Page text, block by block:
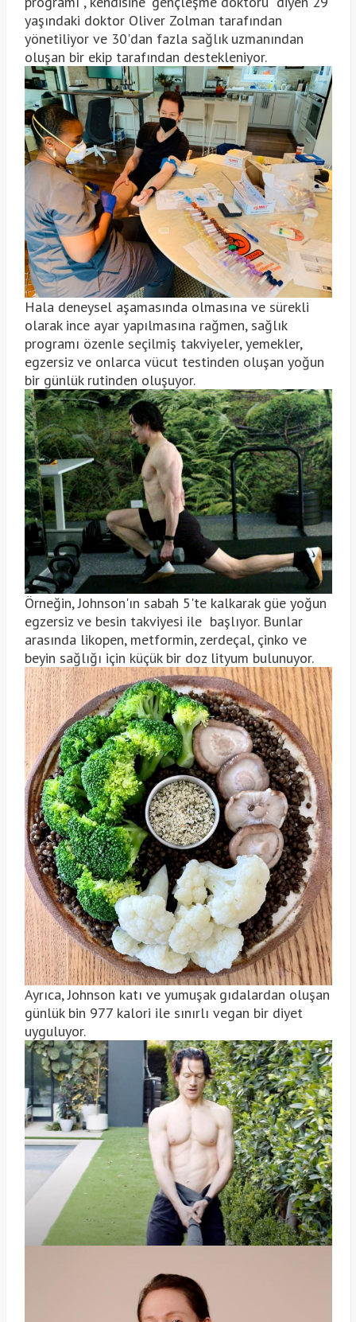
yaşındaki doktor Oliver Zolman tarafından
yönetiliyor ve 30'dan fazla sağlık uzmanından
oluşan bir ekip tarafından destekleniyor.
Hala deneysel aşamasında olmasına ve sürekli
olarak ince ayar yapılmasına rağmen, sağlık
programı özenle seçilmiş takviyeler, yemekler,
egzersiz ve onlarca vücut testinden oluşan yoğun
bir günlük rutinden oluşuyor.
Örneğin, Johnson'ın sabah 5'te kalkarak güe yoğun
egzersiz ve besin takviyesi ile başlıyor. Bunlar
arasında likopen, metformin, zerdeçal, çinko ve
beyin sağlığı için küçük bir doz lityum bulunuyor.
Ayrıca, Johnson katı ve yumuşak gıdalardan oluşan
günlük bin 977 kalori ile sınırlı vegan bir diyet
uyguluyor.